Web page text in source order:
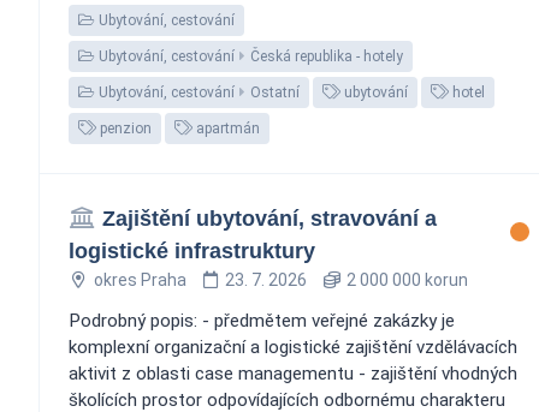
Ubytování, cestování
Ubytování, cestování Česká republika - hotely
Ubytování, cestování Ostatní ubytování hotel
penzion apartmán
Zajištění ubytování, stravování a
logistické infrastruktury
okres Praha 23. 7. 2026 2 000 000 korun
Podrobný popis: - předmětem veřejné zakázky je
komplexní organizační a logistické zajištění vzdělávacích
aktivit z oblasti case managementu - zajištění vhodných
školících prostor odpovídajících odbornému charakteru